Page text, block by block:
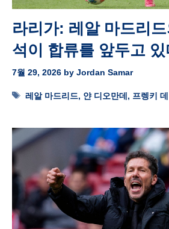
라리가: 레알 마드리
석이 합류를 앞두고 있
7월 29, 2026 by Jordan Samar
Tags
레알 마드리드, 얀 디오만데 , 프렝키